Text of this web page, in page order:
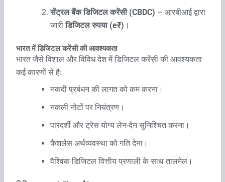
सेंट्रल बैंक डिजिटल करेंसी (CBDC) – आरबीआई द्वारा
जारीडिजिटल रुपया (e₹) ।
भारत में डिजिटल करेंसी की आवश्यकता
भारत जैसे विशाल और विविध देश में डिजिटल करेंसी की आवश्यकता
कई कारणों से है:
नकदी प्रबंधन की लागत को कम करना।
नकली नोटों पर नियंत्रण।
पारदर्शी और ट्रेस योग्य लेन-देन सुनिश्चित करना।
कैशलेस अर्थव्यवस्था को गति देना।
वैश्विक डिजिटल वित्तीय प्रणाली के साथ तालमेल।